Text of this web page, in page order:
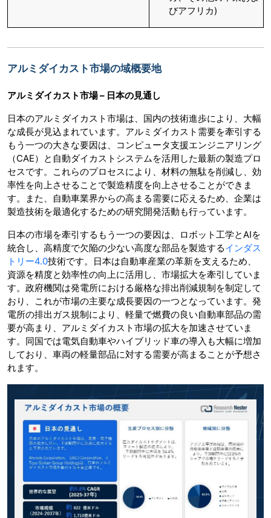
びアフリカ)
アルミダイカスト市場の域概要地
アルミダイカスト市場 – 日本の見通し
日本のアルミダイカスト市場は、国内の技術進歩により、大幅
な成長が見込まれています。アルミダイカスト需要を牽引する
もう一つの大きな要因は、コンピュータ支援エンジニアリング
（CAE）と自動ダイカストシステムを活用した最新の製造プロ
セスです。これらのプロセスにより、材料の無駄を削減し、効
率性を向上させることで製造精度を向上させることができま
す。また、自動車業界からの高まる需要に応えるため、企業は
製造技術を最適化するための研究開発活動も行っています。
日本の市場を牽引するもう一つの要因は、ロボット工学とAIを
統合し、高精度で欠陥の少ない高度な部品を製造するインダス
トリー4.0技術です。日本は自動車産業の革新を支えるため、
資源を精度と効率性の向上に活用し、市場拡大を牽引していま
す。政府機関は発電所における厳格な排出削減規制を制定して
おり、これが市場の主要な成長要因の一つとなっています。発
電所の排出ガス規制により、軽量で燃費の良い自動車部品の需
要が高まり、アルミダイカスト市場の拡大を加速させていま
す。同国では電気自動車やハイブリッド車の導入も大幅に増加
しており、車両の軽量部品に対する需要が高まることが予想さ
れます。